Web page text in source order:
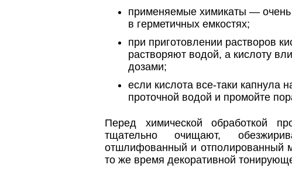
применяемые химикаты —
в герметичных емкостях;
при приготовлении растворов
растворяют водой, а кислоту
дозами;
если кислота все-таки капнула
проточной водой и промойте
Перед химической обработкой
тщательно очищают,
отшлифованный и отполированный
то же время декоративной